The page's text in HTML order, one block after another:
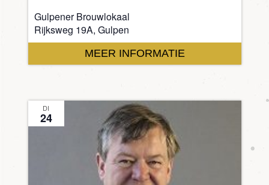
Gulpener Brouwlokaal
Rijksweg 19A, Gulpen
MEER INFORMATIE
DI
24